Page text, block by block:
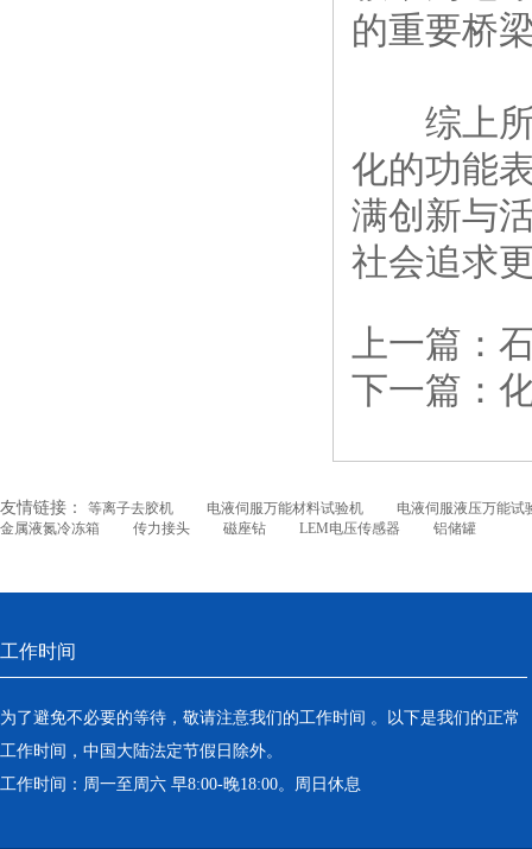
的重要桥
综上所
化的功能
满创新与
社会追求
上一篇：
下一篇：
友情链接： 等离子去胶机 电液伺服万能材料试验机
电液伺服液压万能试
金属液氮冷冻箱
传力接头 磁座钻 LEM电压传感器 铝储罐
工作时间
为了避免不必要的等待，敬请注意我们的工作时间 。以下是我们的正常
工作时间，中国大陆法定节假日除外。
工作时间：周一至周六 早8:00-晚18:00。周日休息